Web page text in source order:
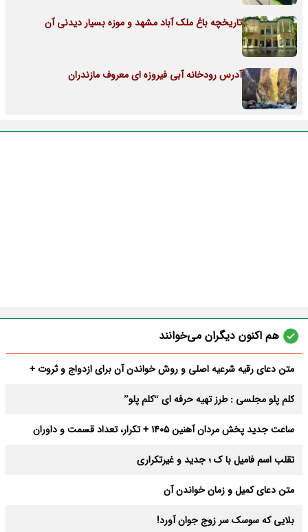
تاریخچه باغ ملک آباد مشهد و موزه بسیار دیدنی آن
آدرس رودخانه آبی فیروزه ای معروف مازندران
هم اکنون دیگران می‌خوانند
متن دعای رقیه شرعیه اصلی و روش خواندن آن برای ازدواج و ثروت +
کلم پلو مجلسی : طرز تهیه حرفه ای “کلم پلو”
ساعت جدید پخش مردان آهنین 1405 + تکرار، تعداد قسمت و داوران
تقلب اسم فامیل با ک ؛ جدید و غیرتکراری
متن دعای کمیل و زمان خواندن آن
بلایی که سوسک سر زوج جوان آورد!